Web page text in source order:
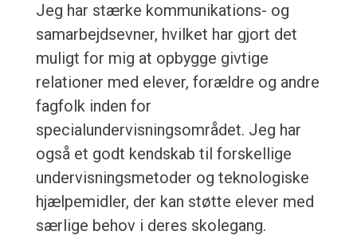
Jeg har stærke kommunikations- og
samarbejdsevner, hvilket har gjort det
muligt for mig at opbygge givtige
relationer med elever, forældre og andre
fagfolk inden for
specialundervisningsområdet. Jeg har
også et godt kendskab til forskellige
undervisningsmetoder og teknologiske
hjælpemidler, der kan støtte elever med
særlige behov i deres skolegang.